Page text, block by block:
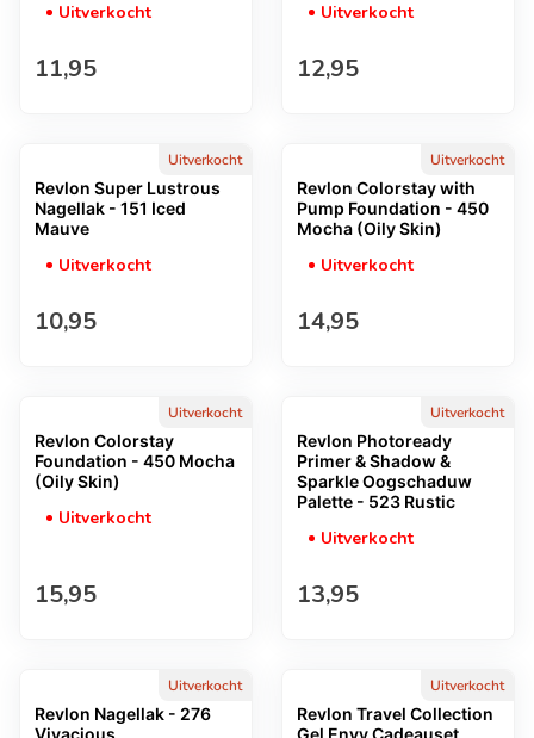
Uitverkocht
Normale prijs
11,95
Uitverkocht
Normale prijs
12,95
Uitverkocht
Revlon Super Lustrous
Nagellak - 151 Iced
Mauve
Uitverkocht
Normale prijs
10,95
Uitverkocht
Revlon Colorstay with
Pump Foundation - 450
Mocha (Oily Skin)
Uitverkocht
Normale prijs
14,95
Uitverkocht
Revlon Colorstay
Foundation - 450 Mocha
(Oily Skin)
Uitverkocht
Normale prijs
15,95
Uitverkocht
Revlon Photoready
Primer & Shadow &
Sparkle Oogschaduw
Palette - 523 Rustic
Uitverkocht
Normale prijs
13,95
Uitverkocht
Revlon Nagellak - 276
Uitverkocht
Revlon Travel Collection